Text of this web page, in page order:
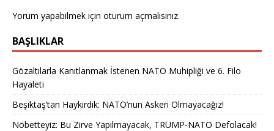
Yorum yapabilmek için oturum açmalısınız.
BAŞLIKLAR
Gözaltılarla Kanıtlanmak İstenen NATO Muhipliği ve 6. Filo
Hayaleti
Beşiktaş’tan Haykırdık: NATO’nun Askeri Olmayacağız!
Nöbetteyiz: Bu Zirve Yapılmayacak, TRUMP-NATO Defolacak!